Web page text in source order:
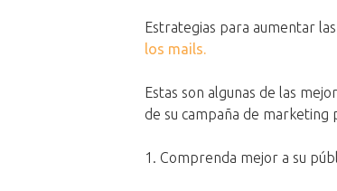
Estrategias para aumentar
los mails.
Estas son algunas de las
de su campaña de
1. Comprenda mejor a su